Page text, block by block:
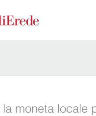
la moneta locale